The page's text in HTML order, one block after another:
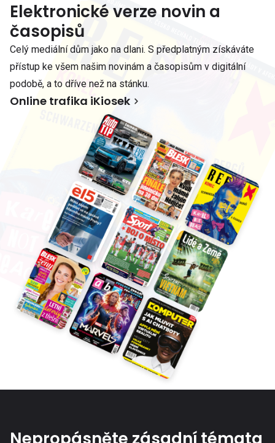
Elektronické verze novin a
časopisů
Celý mediální dům jako na dlani. S předplatným získáváte
přístup ke všem našim novinám a časopisům v digitální
podobě, a to dříve než na stánku.
Online trafika iKiosek